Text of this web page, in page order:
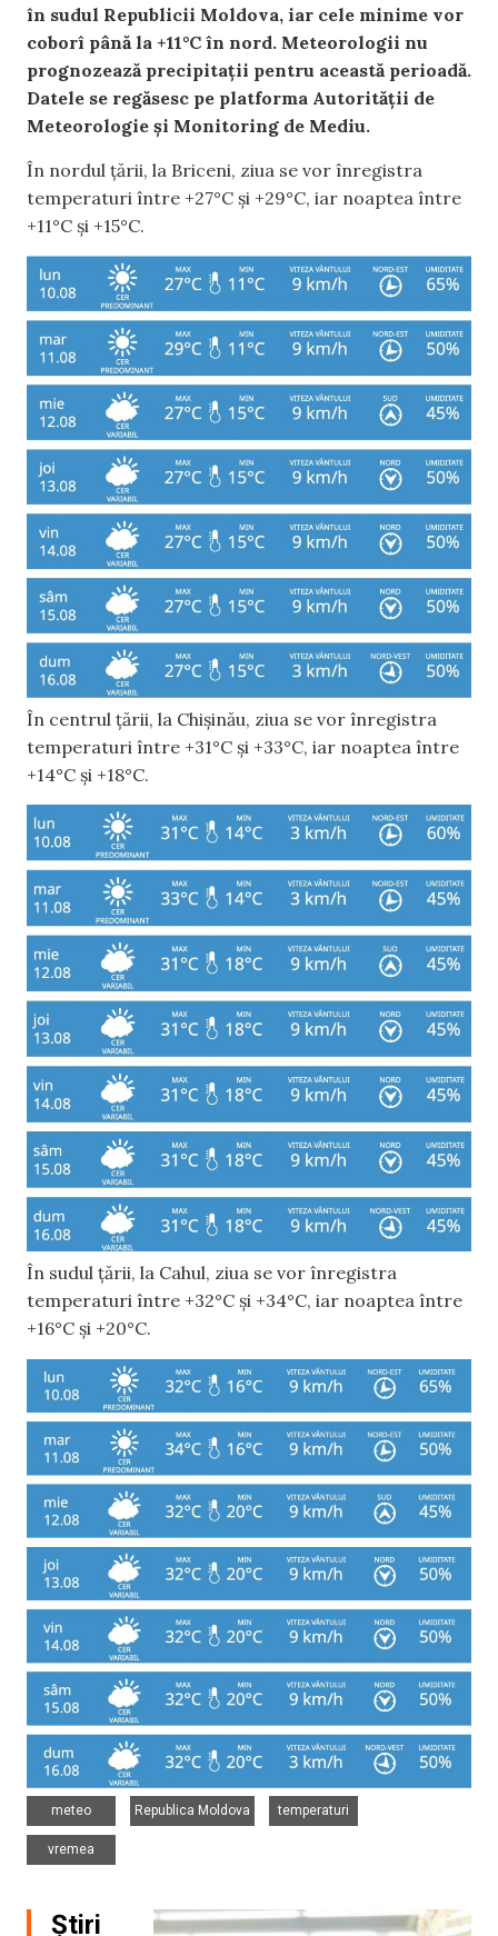
în sudul Republicii Moldova, iar cele minime vor
coborî până la +11°C în nord. Meteorologii nu
prognozează precipitații pentru această perioadă.
Datele se regăsesc pe platforma Autorității de
Meteorologie și Monitoring de Mediu.
În nordul țării, la Briceni, ziua se vor înregistra
temperaturi între +27°C și +29°C, iar noaptea între
+11°C și +15°C.
În centrul țării, la Chișinău, ziua se vor înregistra
temperaturi între +31°C și +33°C, iar noaptea între
+14°C și +18°C.
În sudul țării, la Cahul, ziua se vor înregistra
temperaturi între +32°C și +34°C, iar noaptea între
+16°C și +20°C.
meteo
Republica Moldova
temperaturi
vremea
Știri